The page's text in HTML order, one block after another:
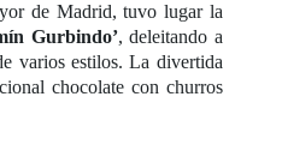
de Madrid, tuvo lugar la
Gurbindo’, deleitando a
varios estilos. La divertida
chocolate con churros